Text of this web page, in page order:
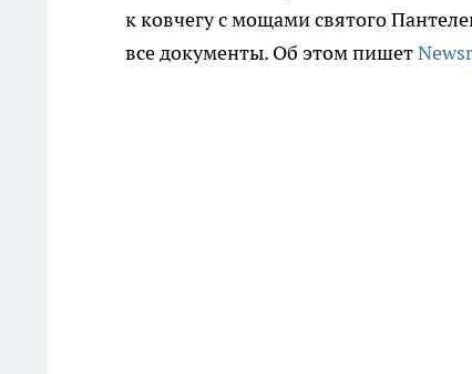
к ковчегу с мощами святого
все документы. Об этом пишет